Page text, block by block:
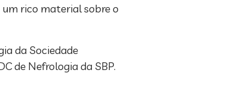
rico material sobre o
da Sociedade
de Nefrologia da SBP.